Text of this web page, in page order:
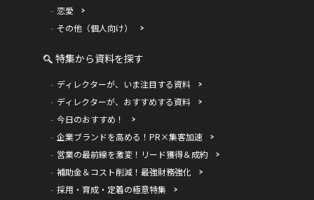
恋愛
その他（個人向け）
特集から資料を探す
ディレクターが、いま注目する資料
ディレクターが、おすすめする資料
今日のおすすめ！
企業ブランドを高める！PR×集客加速
営業の最前線を激変！リード獲得＆成約
補助金＆コスト削減！最強財務強化
採用・育成・定着の極意特集